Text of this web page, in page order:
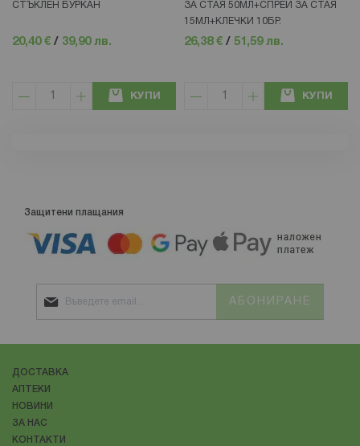
СТЪКЛЕН БУРКАН
20,40 € / 39,90 лв.
КУПИ
ЗА СТАЯ 50МЛ+СПРЕЙ ЗА СТАЯ
15МЛ+КЛЕЧКИ 10БР.
26,38 € / 51,59 лв.
КУПИ
Защитени плащания
АБОНИРАНЕ
ДОСТАВКА
АПТЕКИ
НОВИНИ
ЗА НАС
КОНТАКТИ